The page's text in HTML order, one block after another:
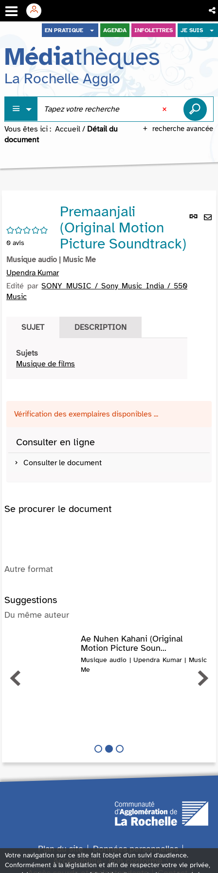
menu
contenu
recherche
EN PRATIQUE AGENDA INFOLETTRES JE SUIS
Médiathèques
La Rochelle Agglo
recherche avancée
Vous êtes ici : Accueil / Détail du
document
Lien
/5
0 avis
Premaanjali
(Original Motion
Picture Soundtrack)
Musique audio | Music Me
Upendra Kumar
Edité parSONY MUSIC / Sony Music India / 550
Music
SUJET DESCRIPTION
Sujets
Musique de films
Vérification des exemplaires disponibles ...
Consulter en ligne
Consulter le document
Se procurer le document
Autre format
Suggestions
Du même auteur
Ae Nuhen Kahani (Original
Motion Picture Soun...
Musique audio | Upendra Kumar | Music
Me
Plan du site
Données personnelles
Accessibilité : non conforme
Votre navigation sur ce site fait l'objet d'un suivi d'audience.
Conformément à la législation et afin de respecter votre vie privée,